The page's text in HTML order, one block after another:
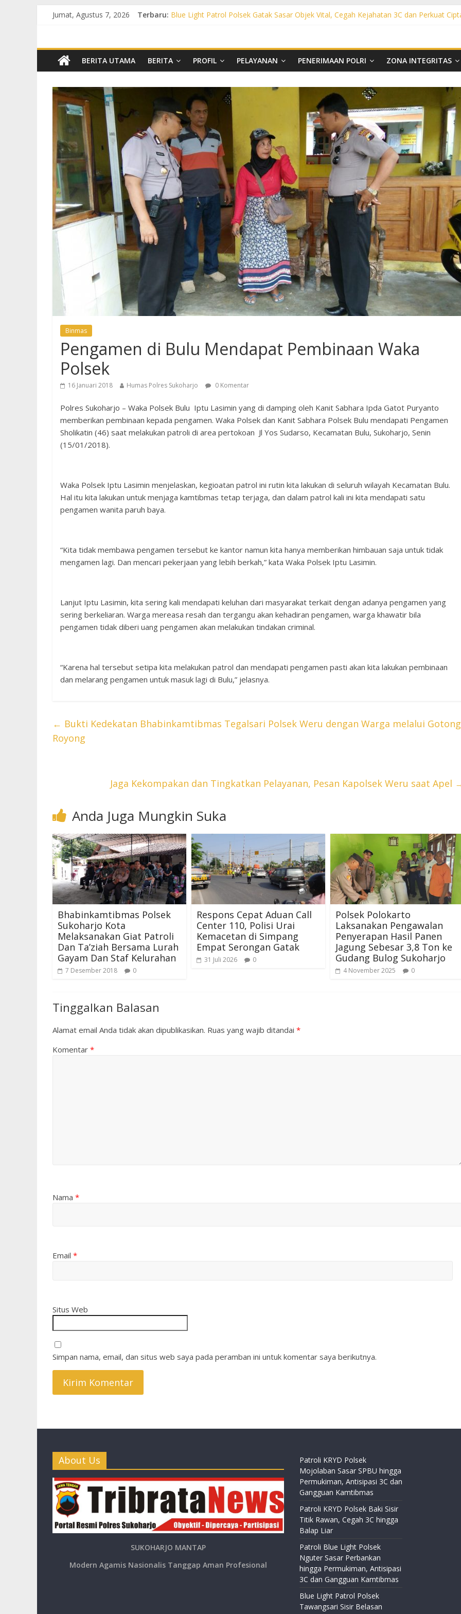
Jumat, Agustus 7, 2026 Terbaru: Blue Light Patrol Polsek Gatak Sasar Objek Vital, Cegah Kejahatan 3C dan Perkuat
Patroli Blue Light Polsek Nguter Sasar Perbankan hingga Permukiman, Antisipasi 3C
Blue Light Patrol Polsek Tawangsari Sisir Belasan Desa, Cegah Kejahatan 3C dan
BERITA UTAMA BERITA PROFIL PELAYANAN PENERIMAAN POLRI ZONA INTEGRITAS
Binmas
Pengamen di Bulu Mendapat Pembinaan Waka
Polsek
16 Januari 2018 Humas Polres Sukoharjo 0 Komentar
Polres Sukoharjo – Waka Polsek Bulu Iptu Lasimin yang di damping oleh Kanit Sabhara Ipda Gatot Puryanto
memberikan pembinaan kepada pengamen. Waka Polsek dan Kanit Sabhara Polsek Bulu mendapati Pengamen
Sholikatin (46) saat melakukan patroli di area pertokoan Jl Yos Sudarso, Kecamatan Bulu, Sukoharjo, Senin
(15/01/2018).
Waka Polsek Iptu Lasimin menjelaskan, kegioatan patrol ini rutin kita lakukan di seluruh wilayah Kecamatan Bulu.
Hal itu kita lakukan untuk menjaga kamtibmas tetap terjaga, dan dalam patrol kali ini kita mendapati satu
pengamen wanita paruh baya.
“Kita tidak membawa pengamen tersebut ke kantor namun kita hanya memberikan himbauan saja untuk tidak
mengamen lagi. Dan mencari pekerjaan yang lebih berkah,” kata Waka Polsek Iptu Lasimin.
Lanjut Iptu Lasimin, kita sering kali mendapati keluhan dari masyarakat terkait dengan adanya pengamen yang
sering berkeliaran. Warga mereasa resah dan tergangu akan kehadiran pengamen, warga khawatir bila
pengamen tidak diberi uang pengamen akan melakukan tindakan criminal.
“Karena hal tersebut setipa kita melakukan patrol dan mendapati pengamen pasti akan kita lakukan pembinaan
dan melarang pengamen untuk masuk lagi di Bulu,” jelasnya.
← Bukti Kedekatan Bhabinkamtibmas Tegalsari Polsek Weru dengan Warga melalui Gotong
Royong
Jaga Kekompakan dan Tingkatkan Pelayanan, Pesan Kapolsek Weru saat Apel
Anda Juga Mungkin Suka
Bhabinkamtibmas Polsek
Sukoharjo Kota
Melaksanakan Giat Patroli
Dan Ta’ziah Bersama Lurah
Gayam Dan Staf Kelurahan
7 Desember 2018 0
Respons Cepat Aduan Call
Center 110, Polisi Urai
Kemacetan di Simpang
Empat Serongan Gatak
31 Juli 2026 0
Polsek Polokarto
Laksanakan Pengawalan
Penyerapan Hasil Panen
Jagung Sebesar 3,8 Ton ke
Gudang Bulog Sukoharjo
4 November 2025 0
Tinggalkan Balasan
Alamat email Anda tidak akan dipublikasikan. Ruas yang wajib ditandai *
Komentar *
Nama *
Email *
Situs Web
Simpan nama, email, dan situs web saya pada peramban ini untuk komentar saya berikutnya.
About Us
SUKOHARJO MANTAP
Modern Agamis Nasionalis Tanggap Aman Profesional
Patroli KRYD Polsek
Mojolaban Sasar SPBU hingga
Permukiman, Antisipasi 3C dan
Gangguan Kamtibmas
Patroli KRYD Polsek Baki Sisir
Titik Rawan, Cegah 3C hingga
Balap Liar
Patroli Blue Light Polsek
Nguter Sasar Perbankan
hingga Permukiman, Antisipasi
3C dan Gangguan Kamtibmas
Blue Light Patrol Polsek
Tawangsari Sisir Belasan